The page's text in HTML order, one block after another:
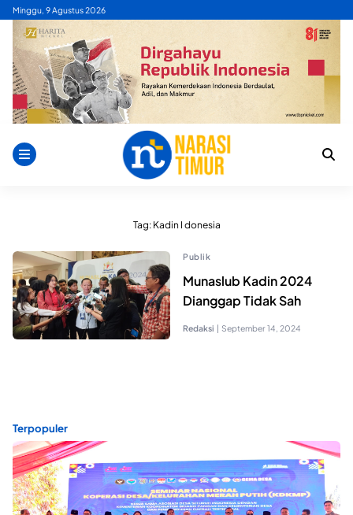
Skip
content
Minggu, 9 Agustus 2026
Tag: Kadin I donesia
Publik
Munaslub Kadin 2024
Dianggap Tidak Sah
Redaksi | September 14, 2024
Terpopuler